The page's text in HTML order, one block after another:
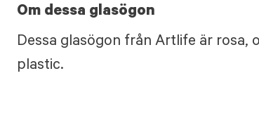
Om dessa glasögon
Dessa glasögon från Artlife är rosa,
plastic.